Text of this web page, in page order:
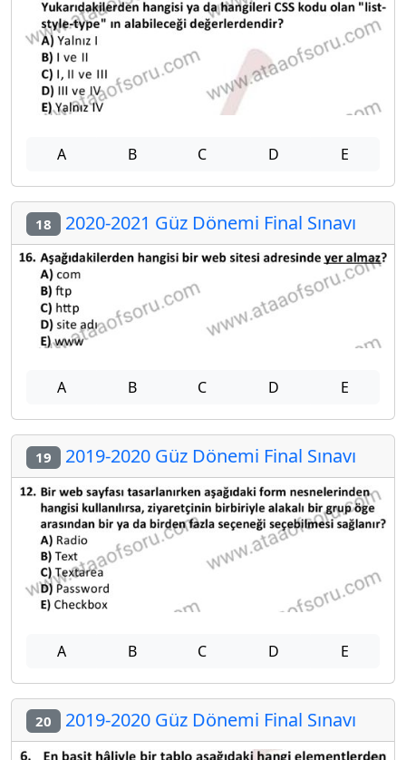
A B C D E
18 2020-2021 Güz Dönemi Final Sınavı
A B C D E
19 2019-2020 Güz Dönemi Final Sınavı
A B C D E
20 2019-2020 Güz Dönemi Final Sınavı